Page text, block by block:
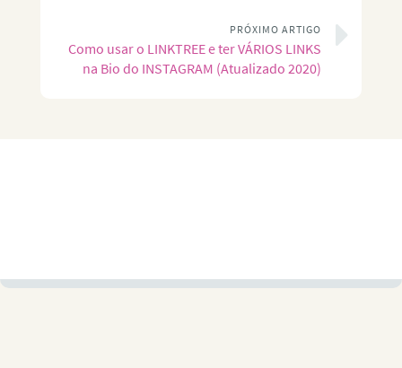
PRÓXIMO ARTIGO
Como usar o LINKTREE e ter VÁRIOS LINKS
na Bio do INSTAGRAM (Atualizado 2020)